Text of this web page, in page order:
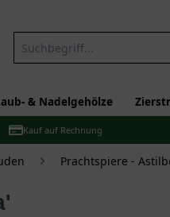
& Nadelgehölze
Kauf auf Rechnung
Prachtspiere -